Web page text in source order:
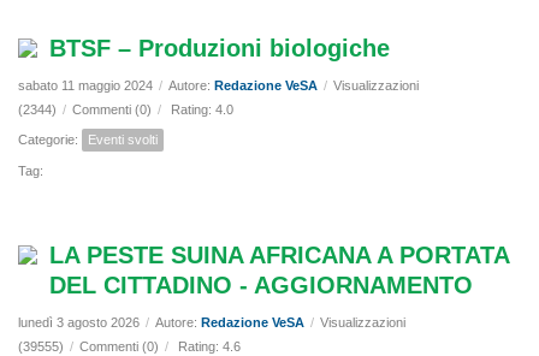
BTSF – Produzioni biologiche
sabato 11 maggio 2024 / Autore: Redazione VeSA / Visualizzazioni
(2344) / Commenti (0) / Rating: 4.0
Categorie: Eventi svolti
Tag:
LA PESTE SUINA AFRICANA A PORTATA
DEL CITTADINO - AGGIORNAMENTO
lunedì 3 agosto 2026 / Autore: Redazione VeSA / Visualizzazioni
(39555) / Commenti (0) / Rating: 4.6